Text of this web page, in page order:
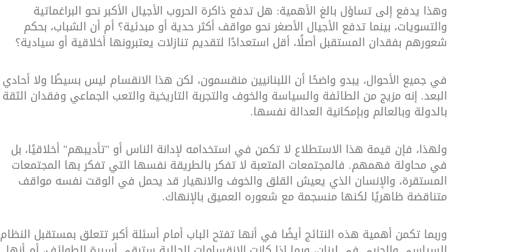
وهذا يدفع إلى تساؤل بالغ الأهمية: هل تدفع ذاكرة الحروب الأجيال الأكبر نحو البراغماتية
والتسويات، بينما تدفع الأجيال الأصغر نحو مواقف أكثر حدية أو مبدئية؟ أم أن الشباب، بحكم
شعورهم بفقدان المستقبل أصلًا، أقل استعدادًا لتقديم تنازلات يعتبرونها أخلاقية أو سيادية؟
في جميع الأحوال، يبدو واضحًا أن اللبنانيين منقسمون، لكن هذا الانقسام ليس بسيطًا ولا أحادي
البعد. إنه مزيج من الطائفة والسياسة والخوف والتجربة التاريخية والتعب الجماعي وفقدان الثقة
بالدولة وبالعالم وبإمكانية العدالة نفسها.
ولهذا، فإن قيمة هذا الاستطلاع لا تكمن في استخدامه لإدانة الناس أو "تأديبهم" أخلاقيًا، بل
في محاولة فهمهم. فالمجتمعات المتعبة لا تفكر بالطريقة نفسها التي تفكر بها المجتمعات
المستقرة، والإنسان الذي يعيش القلق والخوف والانهيار قد يحمل في الوقت نفسه مواقف
متناقضة ظاهريًا لكنها منسجمة مع شعوره العميق بالإنهاك.
وربما تكمن أهمية هذه النتائج أيضًا في أنها تفتح الباب أمام أسئلة أكبر تتعلق بمستقبل النظام